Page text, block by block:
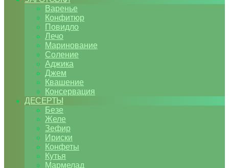
Варенье
Конфитюр
Повидло
Лечо
Маринование
Соление
Аджика
Джем
Квашение
Консервация
ДЕСЕРТЫ
Безе
Желе
Зефир
Ириски
Конфеты
Кутья
Мармелад